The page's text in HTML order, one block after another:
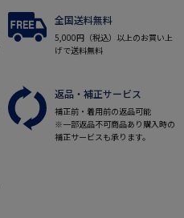
全国送料無料
5,000円（税込）以上のお買い上
げで送料無料
返品・補正サービス
補正前・着用前の返品可能
※一部返品不可商品あり購入時の
補正サービスも承ります。